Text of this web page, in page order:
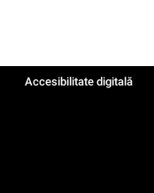
Accesibilitate digitală